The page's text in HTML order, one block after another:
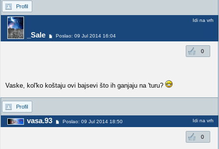
Profil
_Sale Poslao: 09 Jul 2014 16:04
Idi na vrh
0
Vaske, kol'ko koštaju ovi bajsevi što ih ganjaju na 'turu?
Profil
vasa.93 Poslao: 09 Jul 2014 18:50 Idi na vrh
0